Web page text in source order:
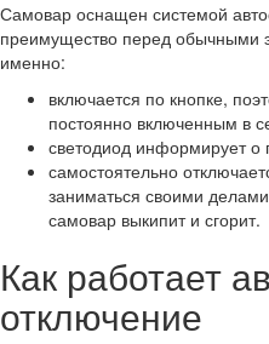
Самовар оснащен системой
преимущество перед обычными
именно:
включается по кнопке,
постоянно включенным в
светодиод информирует о
самостоятельно
заниматься своими
самовар выкипит и сгорит.
Как работает
отключение